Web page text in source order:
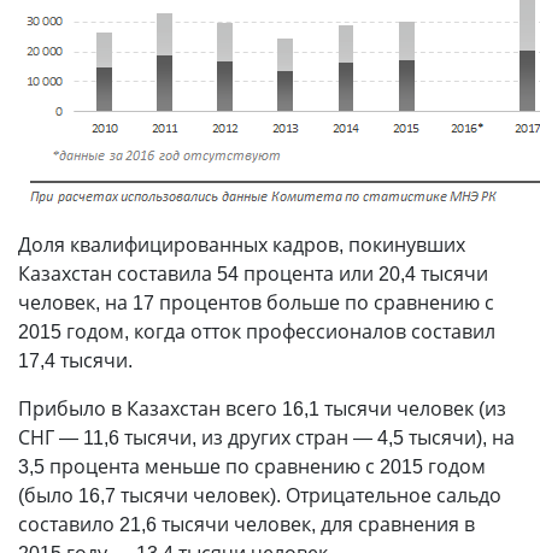
Доля квалифицированных кадров, покинувших
Казахстан составила 54 процента или 20,4 тысячи
человек, на 17 процентов больше по сравнению с
2015 годом, когда отток профессионалов составил
17,4 тысячи.
Прибыло в Казахстан всего 16,1 тысячи человек (из
СНГ — 11,6 тысячи, из других стран — 4,5 тысячи), на
3,5 процента меньше по сравнению с 2015 годом
(было 16,7 тысячи человек). Отрицательное сальдо
составило 21,6 тысячи человек, для сравнения в